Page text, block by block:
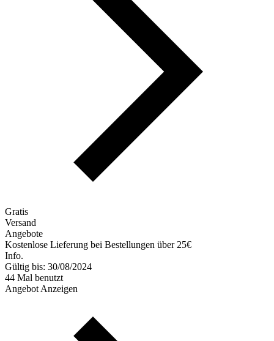
Gratis
Versand
Angebote
Kostenlose Lieferung bei Bestellungen über 25€
Info.
Gültig bis: 30/08/2024
44 Mal benutzt
Angebot Anzeigen